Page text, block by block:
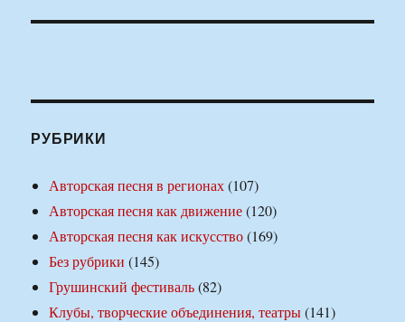
РУБРИКИ
Авторская песня в регионах(107)
Авторская песня как движение(120)
Авторская песня как искусство(169)
Без рубрики (145)
Грушинский фестиваль(82)
Клубы, творческие объединения, театры(141)